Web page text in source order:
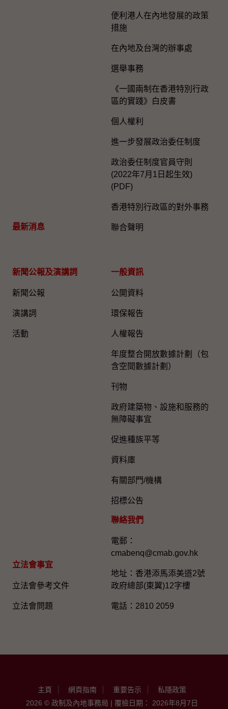
最新消息
便利港人在內地發展的政策
措施
在內地及台灣的辦事處
選舉事務
《一國兩制在香港特別行政
區的實踐》白皮書
個人權利
進一步發展政治委任制度
政治委任制度官員守則
(2022年7月1日起生效)
(PDF)
香港特別行政區的對外事務
聯合聲明
新聞公報及演講詞
新聞公報
演講詞
活動
立法會事宜
立法會參考文件
立法會問題
一般資訊​
公開資料
環保報告
人權報告
年度整合開放數據計劃（包
含空間數據計劃）
刊物
政府建築物、設施和服務的
無障礙事宜
促進種族平等
資料庫
有關部門/機構
招標公告
聯絡我們
電郵：
cmabenq@cmab.gov.hk​
地址：香港添馬添美道2號
政府總部(東翼)12字樓
電話：2810 2059
主頁 網頁指南 重要告示
私隱政策
2026 © 政制及內地事務局 | 覆檢日期： 2026年8月7日